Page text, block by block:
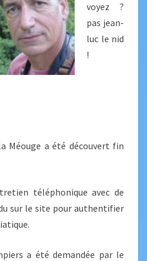
voyez ?
pas jean-
luc le nid
!
Méouge a été découvert fin
téléphonique avec de
sur le site pour authentifier
a été demandée par le